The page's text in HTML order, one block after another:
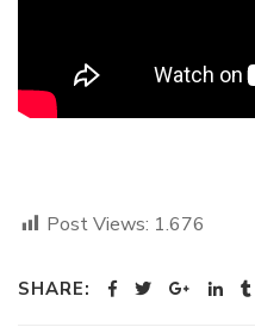
Post Views: 1.676
SHARE: